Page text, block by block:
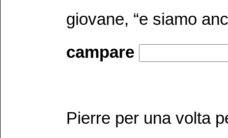
giovane, “e siamo
campare
Pierre per una volta